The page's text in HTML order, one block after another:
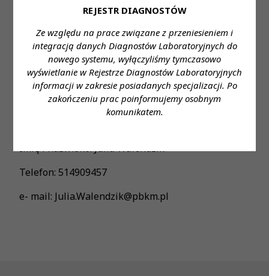
REJESTR DIAGNOSTÓW
Ze względu na prace związane z przeniesieniem i
integracją danych Diagnostów Laboratoryjnych do
nowego systemu, wyłączyliśmy tymczasowo
wyświetlanie w Rejestrze Diagnostów Laboratoryjnych
informacji w zakresie posiadanych specjalizacji. Po
zakończeniu prac poinformujemy osobnym
komunikatem.
000 brutto
Forma zatrudnienia: umowa o pracę
Wymiar czasu pracy: 1,00
Dane do kontaktu: Stanowisko: Młodszy Asystent
Imię i nazwisko: Julia Walendzik
Telefon: 514909457
e- mail: Julia.Walendzik@pbkm.pl